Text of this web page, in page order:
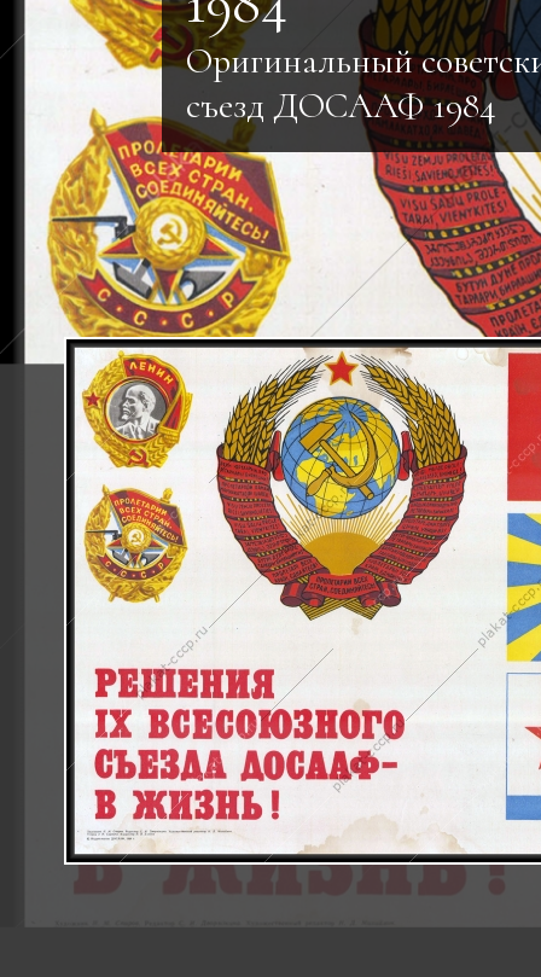
Оригинальный
съезд ДОСААФ 1984